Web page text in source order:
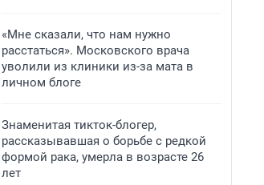
«Мне сказали, что нам нужно
расстаться». Московского врача
уволили из клиники из-за мата в
личном блоге
Знаменитая тикток-блогер,
рассказывавшая о борьбе с редкой
формой рака, умерла в возрасте 26
лет